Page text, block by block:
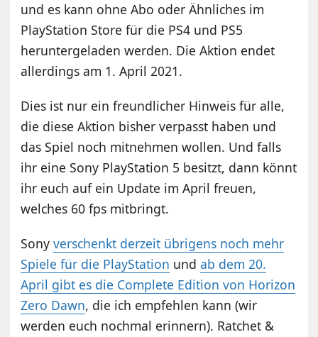
und es kann ohne Abo oder Ähnliches im
PlayStation Store für die PS4 und PS5
heruntergeladen werden. Die Aktion endet
allerdings am 1. April 2021.
Dies ist nur ein freundlicher Hinweis für alle,
die diese Aktion bisher verpasst haben und
das Spiel noch mitnehmen wollen. Und falls
ihr eine Sony PlayStation 5 besitzt, dann könnt
ihr euch auf ein Update im April freuen,
welches 60 fps mitbringt.
Sonyverschenkt derzeit übrigens noch mehr
Spiele für die PlayStation undab dem 20.
April gibt es die Complete Edition von Horizon
Zero Dawn, die ich empfehlen kann (wir
werden euch nochmal erinnern). Ratchet &